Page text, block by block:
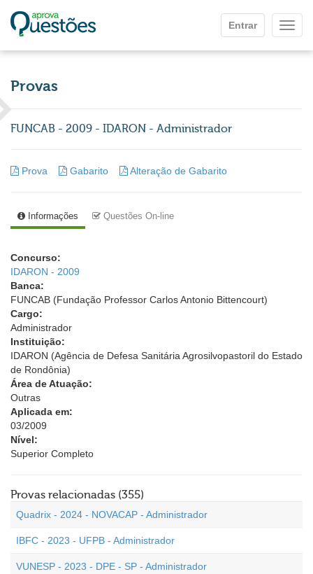
Entrar
Provas
FUNCAB - 2009 - IDARON - Administrador
Prova Gabarito Alteração de Gabarito
Informações Questões On-line
Concurso:
IDARON - 2009
Banca:
FUNCAB (Fundação Professor Carlos Antonio Bittencourt)
Cargo:
Administrador
Instituição:
IDARON (Agência de Defesa Sanitária Agrosilvopastoril do Estado
de Rondônia)
Área de Atuação:
Outras
Aplicada em:
03/2009
Nível:
Superior Completo
Provas relacionadas (355)
Quadrix - 2024 - NOVACAP - Administrador
IBFC - 2023 - UFPB - Administrador
VUNESP - 2023 - DPE - SP - Administrador